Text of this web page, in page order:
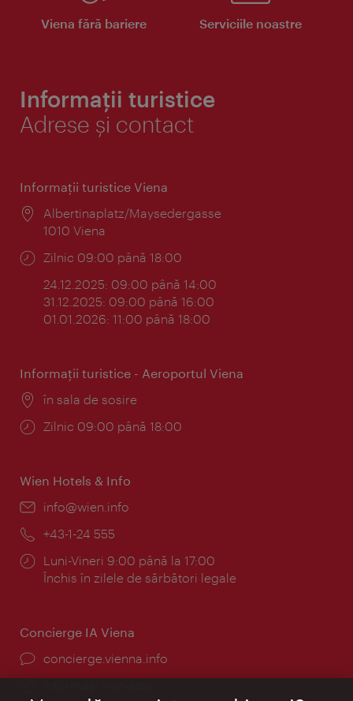
Viena fără bariere Serviciile noastre
Informații turistice
Adrese și contact
Informaţii turistice Viena
Locul:
Albertinaplatz/Maysedergasse
1010 Viena
Program:
Zilnic 09:00 până 18:00
24.12.2025: 09:00 până 14:00
31.12.2025: 09:00 până 16:00
01.01.2026: 11:00 până 18:00
Informaţii turistice - Aeroportul Viena
Locul:
în sala de sosire
Program:
Zilnic 09:00 până 18:00
Wien Hotels & Info
E-
info@wien.info
Telefon:
+43-1-24 555
Program:
Luni-Vineri 9:00 până la 17:00
Închis în zilele de sărbători legale
Concierge IA Viena
concierge.vienna.info